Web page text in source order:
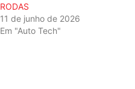
RODAS
11 de junho de 2026
Em "Auto Tech"